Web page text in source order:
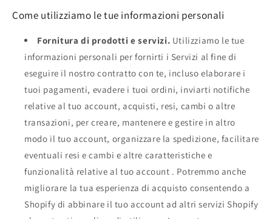
Come utilizziamo le tue informazioni personali
Fornitura di prodotti e servizi. Utilizziamo le tue
informazioni personali per fornirti i Servizi al fine di
eseguire il nostro contratto con te, incluso elaborare i
tuoi pagamenti, evadere i tuoi ordini, inviarti notifiche
relative al tuo account, acquisti, resi, cambi o altre
transazioni, per creare, mantenere e gestire in altro
modo il tuo account, organizzare la spedizione, facilitare
eventuali resi e cambi e altre caratteristiche e
funzionalità relative al tuo account . Potremmo anche
migliorare la tua esperienza di acquisto consentendo a
Shopify di abbinare il tuo account ad altri servizi Shopify